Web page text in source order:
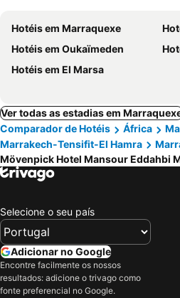
Hotéis em Marraquexe
Hotéis em Oukaïmeden
Hotéis em El Marsa
Ver todas as estadias em
Comparador de Hotéis
África
Marrakech-Tensifit-El Hamra
Mövenpick Hotel Mansour Eddahbi
Selecione o seu país
Adicionar no Google
Encontre facilmente os nossos
resultados: adicione o trivago como
fonte preferencial no Google.